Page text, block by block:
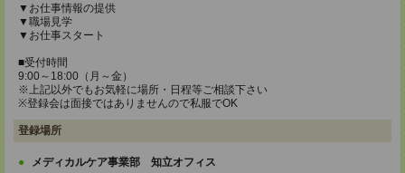
▼お仕事情報の提供
▼職場見学
▼お仕事スタート
■受付時間
9:00～18:00（月～金）
※上記以外でもお気軽に場所・日程等ご相談下さい
※登録会は面接ではありませんので私服でOK
登録場所
メディカルケア事業部 知立オフィス